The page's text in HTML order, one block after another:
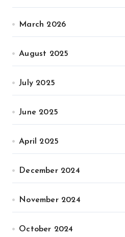
March 2026
August 2025
July 2025
June 2025
April 2025
December 2024
November 2024
October 2024